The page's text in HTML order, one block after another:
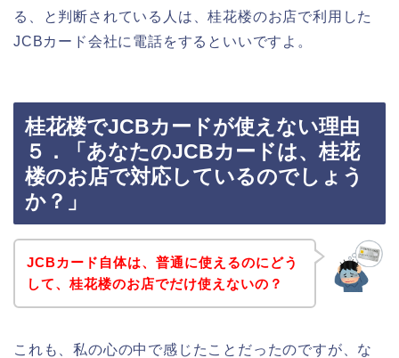
る、と判断されている人は、桂花楼のお店で利用した
JCBカード会社に電話をするといいですよ。
桂花楼でJCBカードが使えない理由
５．「あなたのJCBカードは、桂花
楼のお店で対応しているのでしょう
か？」
JCBカード自体は、普通に使えるのにどう
して、桂花楼のお店でだけ使えないの？
これも、私の心の中で感じたことだったのですが、な